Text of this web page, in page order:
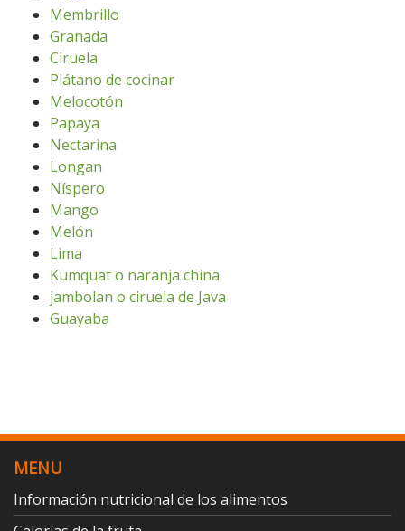
Membrillo
Granada
Ciruela
Plátano de cocinar
Melocotón
Papaya
Nectarina
Longan
Níspero
Mango
Melón
Lima
Kumquat o naranja china
jambolan o ciruela de Java
Guayaba
MENU
Información nutricional de los alimentos